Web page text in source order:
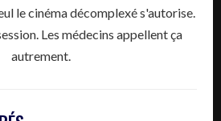
le cinéma décomplexé s'autorise.
Les médecins appellent ça
autrement.